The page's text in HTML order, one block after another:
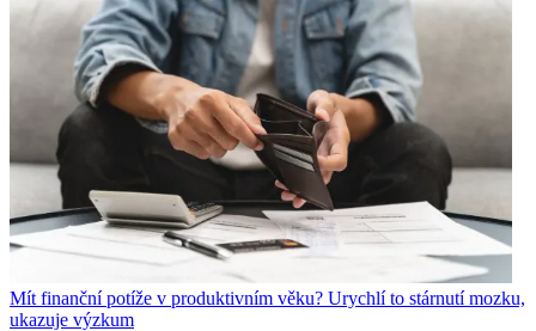
Mít finanční potíže v produktivním věku? Urychlí to stárnutí mozku,
ukazuje výzkum